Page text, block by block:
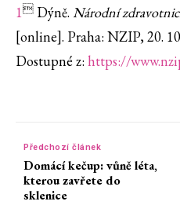
1 Dýně. Národní
[online]. Praha: NZIP, 20.
Dostupné z: https://
Předchozí článek
Domácí kečup: vůně léta,
kterou zavřete do
sklenice